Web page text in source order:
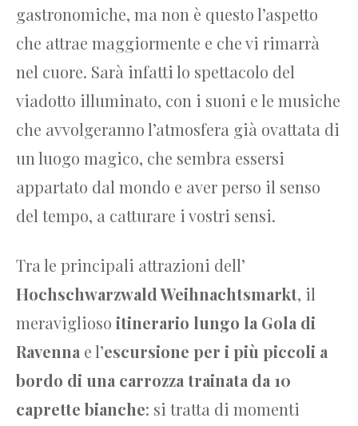
gastronomiche, ma non è questo l’aspetto
che attrae maggiormente e che vi rimarrà
nel cuore. Sarà infatti lo spettacolo del
viadotto illuminato, con i suoni e le musiche
che avvolgeranno l’atmosfera già ovattata di
un luogo magico, che sembra essersi
appartato dal mondo e aver perso il senso
del tempo, a catturare i vostri sensi.
Tra le principali attrazioni dell’
Hochschwarzwald Weihnachtsmarkt, il
meraviglioso itinerario lungo la Gola di
Ravenna e l’escursione per i più piccoli a
bordo di una carrozza trainata da 10
caprette bianche: si tratta di momenti